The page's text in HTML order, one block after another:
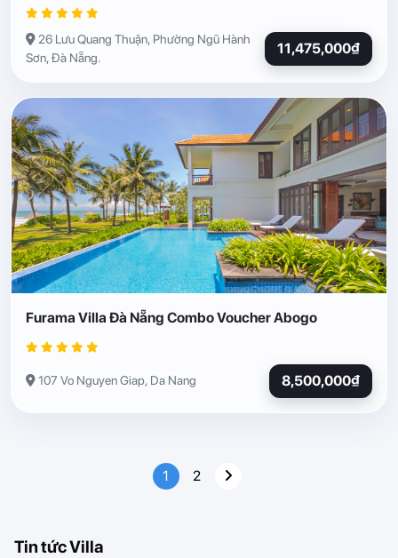
26 Lưu Quang Thuận, Phường Ngũ Hành
Sơn, Đà Nẵng.
11,475,000₫
Furama Villa Đà Nẵng Combo Voucher Abogo
107 Vo Nguyen Giap, Da Nang 8,500,000₫
1 2
Tin tức Villa